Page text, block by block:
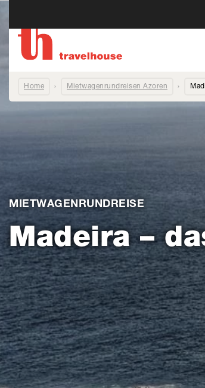
Home Mietwagenrundreisen Azoren
MIETWAGENRUNDREISE
Madeira –